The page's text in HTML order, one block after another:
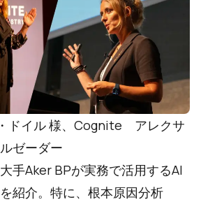
ドイル 様、Cognite アレクサ
ゼーダー
手Aker BPが実務で活用するAI
紹介。特に、根本原因分析